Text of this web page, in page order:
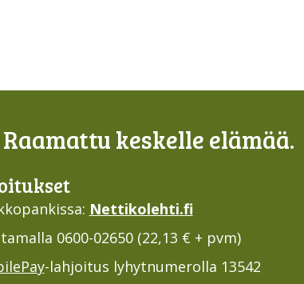
keskelle elämää.
Nettikolehti.fi
0600-02650 (22,13 € + pvm)
-lahjoitus lyhytnumerolla 13542